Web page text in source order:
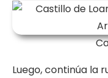
Luego, continúa la